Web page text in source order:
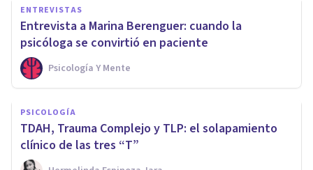
ENTREVISTAS
Entrevista a Marina Berenguer: cuando la
psicóloga se convirtió en paciente
Psicología Y Mente
PSICOLOGÍA
TDAH, Trauma Complejo y TLP: el solapamiento
clínico de las tres “T”